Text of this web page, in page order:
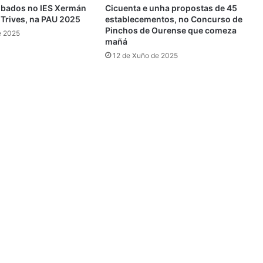
no IES Xermán
na PAU 2025
2025
Cicuenta e unha propostas de 45
establecementos, no Concurso de
Pinchos de Ourense que comeza
mañá
12 de Xuño de 2025